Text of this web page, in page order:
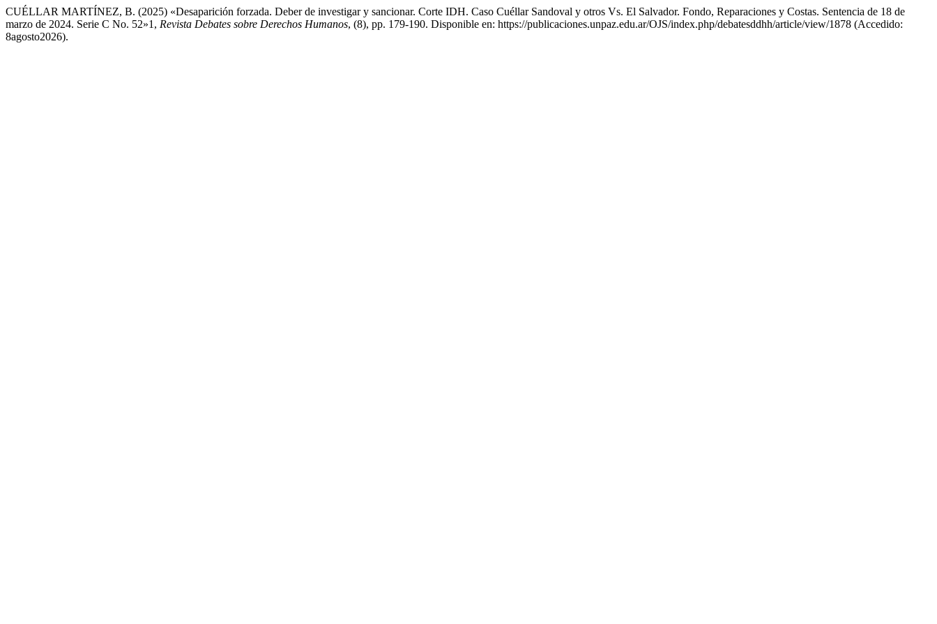
CUÉLLAR MARTÍNEZ, B. (2025) «Desaparición forzada. Deber de investigar y sancionar. Corte IDH. Caso Cuéllar Sandoval y otros Vs. El Salvador. Fondo, Reparaciones y Costas. Sentencia de 18 de
marzo de 2024. Serie C No. 52»1, Revista Debates sobre Derechos Humanos, (8), pp. 179-190. Disponible en: https://publicaciones.unpaz.edu.ar/OJS/index.php/debatesddhh/article/view/1878 (Accedido:
8agosto2026).